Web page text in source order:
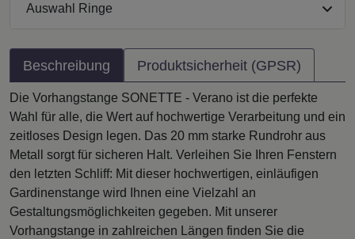
Auswahl Ringe
Beschreibung Produktsicherheit (GPSR)
Die Vorhangstange SONETTE - Verano ist die perfekte
Wahl für alle, die Wert auf hochwertige Verarbeitung und ein
zeitloses Design legen. Das 20 mm starke Rundrohr aus
Metall sorgt für sicheren Halt. Verleihen Sie Ihren Fenstern
den letzten Schliff: Mit dieser hochwertigen, einläufigen
Gardinenstange wird Ihnen eine Vielzahl an
Gestaltungsmöglichkeiten gegeben. Mit unserer
Vorhangstange in zahlreichen Längen finden Sie die